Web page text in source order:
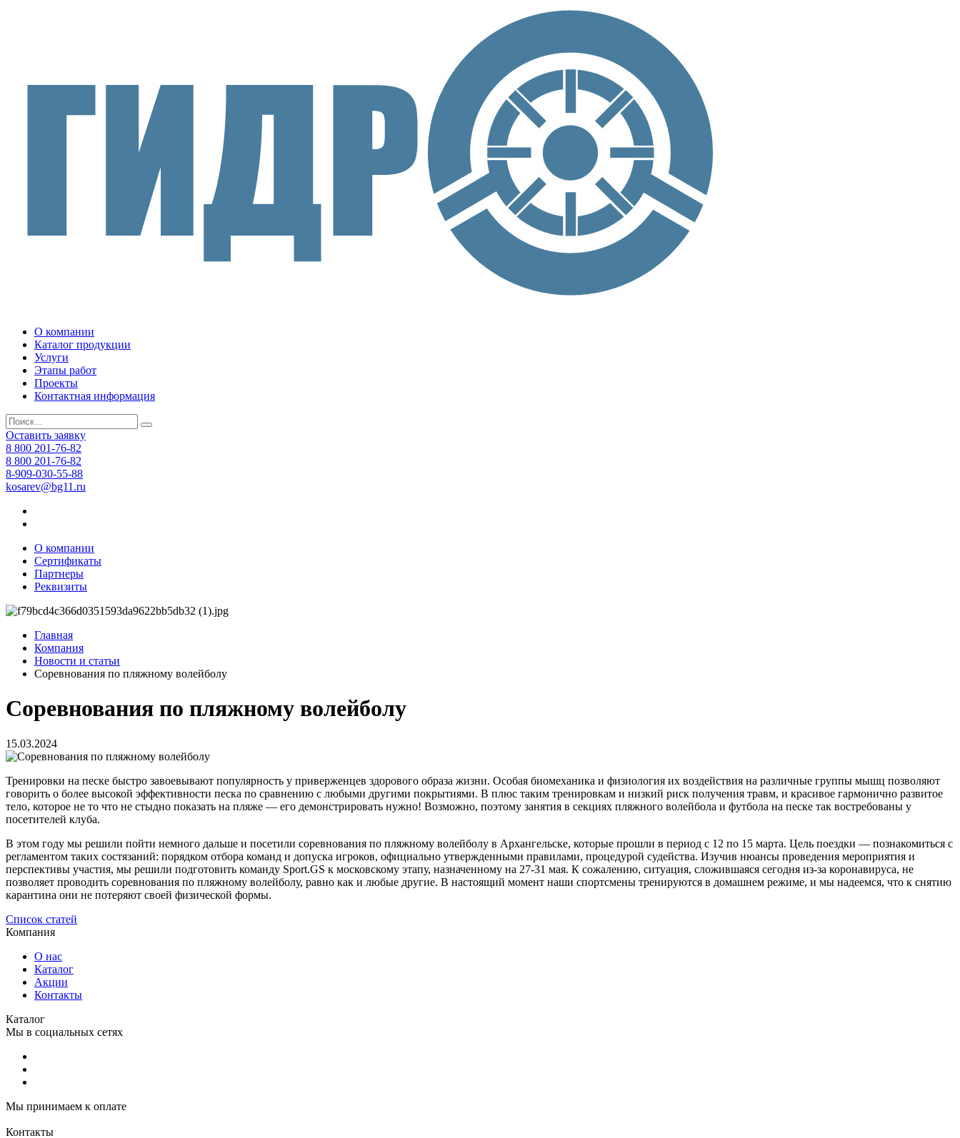
О компании
Каталог продукции
Услуги
Этапы работ
Проекты
Контактная информация
Оставить заявку
8 800 201-76-82
8 800 201-76-82
8-909-030-55-88
kosarev@bg11.ru
О компании
Сертификаты
Партнеры
Реквизиты
Главная
Компания
Новости и статьи
Соревнования по пляжному волейболу
Соревнования по пляжному волейболу
15.03.2024
Тренировки на песке быстро завоевывают популярность у приверженцев здорового образа жизни. Особая биомеханика и физиология их воздействия на различные группы мышц позволяют
говорить о более высокой эффективности песка по сравнению с любыми другими покрытиями. В плюс таким тренировкам и низкий риск получения травм, и красивое гармонично развитое
тело, которое не то что не стыдно показать на пляже — его демонстрировать нужно! Возможно, поэтому занятия в секциях пляжного волейбола и футбола на песке так востребованы у
посетителей клуба.
В этом году мы решили пойти немного дальше и посетили соревнования по пляжному волейболу в Архангельске, которые прошли в период с 12 по 15 марта. Цель поездки — познакомиться с
регламентом таких состязаний: порядком отбора команд и допуска игроков, официально утвержденными правилами, процедурой судейства. Изучив нюансы проведения мероприятия и
перспективы участия, мы решили подготовить команду Sport.GS к московскому этапу, назначенному на 27-31 мая. К сожалению, ситуация, сложившаяся сегодня из-за коронавируса, не
позволяет проводить соревнования по пляжному волейболу, равно как и любые другие. В настоящий момент наши спортсмены тренируются в домашнем режиме, и мы надеемся, что к снятию
карантина они не потеряют своей физической формы.
Список статей
Компания
О нас
Каталог
Акции
Контакты
Каталог
Мы в социальных сетях
Мы принимаем к оплате
Контакты